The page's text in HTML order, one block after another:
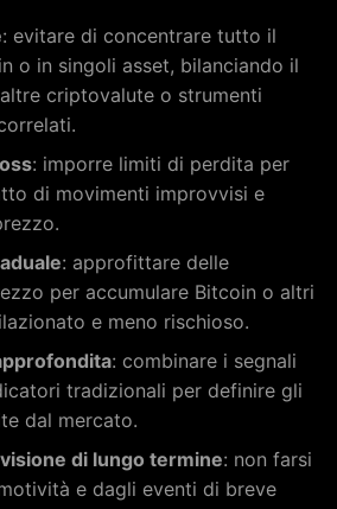
: evitare di concentrare tutto il
o in singoli asset, bilanciando il
criptovalute o strumenti
: imporre limiti di perdita per
di movimenti improvvisi e
: approfittare delle
per accumulare Bitcoin o altri
e meno rischioso.
: combinare i segnali
tradizionali per definire gli
dal mercato.
di lungo termine: non farsi
e dagli eventi di breve